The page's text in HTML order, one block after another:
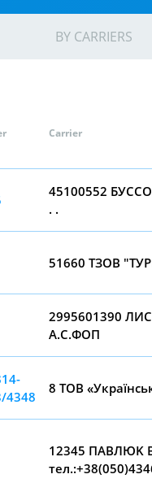
BY CARRIERS
Carrier
45100552
. .
51660 ТЗОВ
2995601390
А.С.ФОП
4348
8 ТОВ
12345 ПAВЛЮK